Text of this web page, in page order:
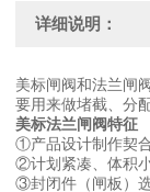
详细说明：
美标闸阀和法兰闸
要用来做堵截、分
美标法兰闸阀特征
①产品设计制作契
②计划紧凑、体积
③封闭件（闸板）